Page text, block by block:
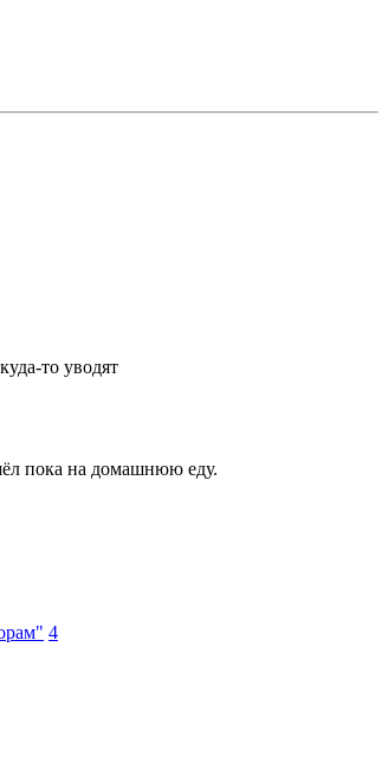
то уводят
пока на домашнюю еду.
4